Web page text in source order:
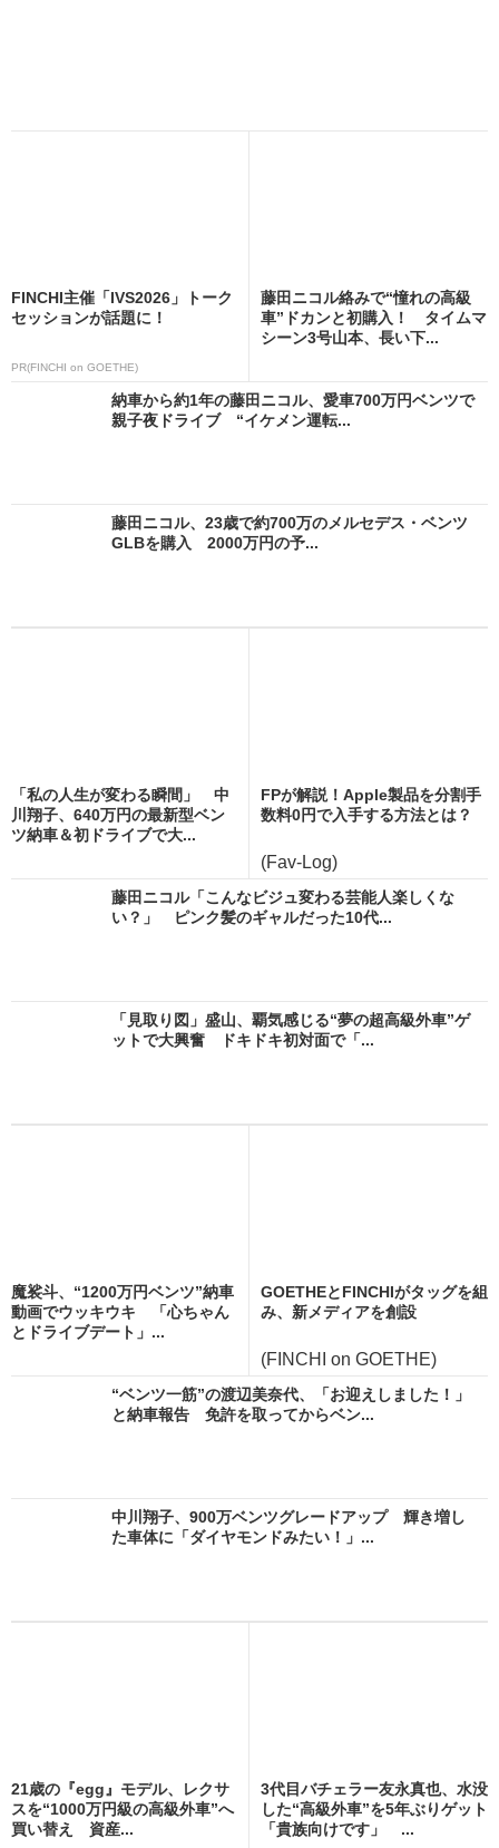
FINCHI主催「IVS2026」トーク
セッションが話題に！
PR(FINCHI on GOETHE)
藤田ニコル絡みで“憧れの高級
車”ドカンと初購入！ タイムマ
シーン3号山本、長い下...
納車から約1年の藤田ニコル、愛車700万円ベンツで
親子夜ドライブ “イケメン運転...
藤田ニコル、23歳で約700万のメルセデス・ベンツ
GLBを購入 2000万円の予...
「私の人生が変わる瞬間」 中
川翔子、640万円の最新型ベン
ツ納車＆初ドライブで大...
FPが解説！Apple製品を分割手
数料0円で入手する方法とは？
(Fav-Log)
藤田ニコル「こんなビジュ変わる芸能人楽しくな
い？」 ピンク髪のギャルだった10代...
「見取り図」盛山、覇気感じる“夢の超高級外車”ゲ
ットで大興奮 ドキドキ初対面で「...
魔裟斗、“1200万円ベンツ”納車
動画でウッキウキ 「心ちゃん
とドライブデート」...
GOETHEとFINCHIがタッグを組
み、新メディアを創設
(FINCHI on GOETHE)
“ベンツ一筋”の渡辺美奈代、「お迎えしました！」
と納車報告 免許を取ってからベン...
中川翔子、900万ベンツグレードアップ 輝き増し
た車体に「ダイヤモンドみたい！」...
21歳の『egg』モデル、レクサ
スを“1000万円級の高級外車”へ
買い替え 資産...
3代目バチェラー友永真也、水没
した“高級外車”を5年ぶりゲット
「貴族向けです」 ...